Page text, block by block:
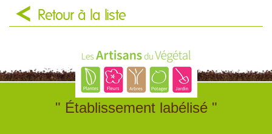
Retour à la liste
" Établissement labélisé "